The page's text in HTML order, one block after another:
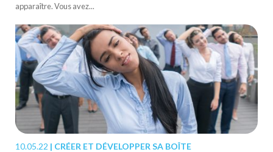
apparaître. Vous avez...
10.05.22 | CRÉER ET DÉVELOPPER SA BOÎTE